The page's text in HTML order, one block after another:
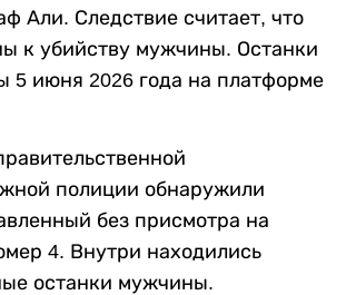
Али. Следствие считает, что
к убийству мужчины. Останки
5 июня 2026 года на платформе
полиции обнаружили
без присмотра на
4. Внутри находились
останки мужчины.